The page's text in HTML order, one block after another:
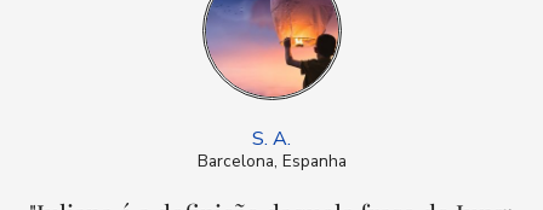
S. A.
Barcelona, Espanha